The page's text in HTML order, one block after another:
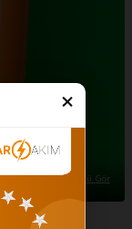
Tümünü Gör